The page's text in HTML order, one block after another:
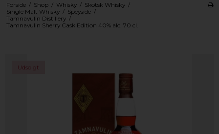
Forside / Shop / Whisky / Skotsk Whisky /
Single Malt Whisky / Speyside /
Tamnavulin Distillery /
Tamnavulin Sherry Cask Edition 40% alc. 70 cl.
Udsolgt